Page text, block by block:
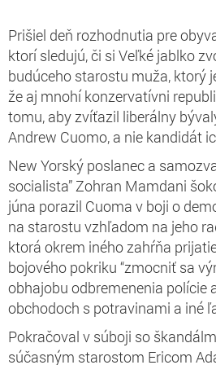
Prišiel deň rozhodnutia pre
ktorí sledujú, či si Veľké jablko
budúceho starostu muža, ktorý
že aj mnohí konzervatívni
tomu, aby zvíťazil liberálny
Andrew Cuomo, a nie kandidát
New Yorský poslanec a
socialista” Zohran Mamdani
júna porazil Cuoma v boji o
na starostu vzhľadom na jeho
ktorá okrem iného zahŕňa
bojového pokriku “zmocniť sa
obhajobu odbremenenia polície
obchodoch s potravinami a iné
Pokračoval v súboji so
súčasným starostom Ericom